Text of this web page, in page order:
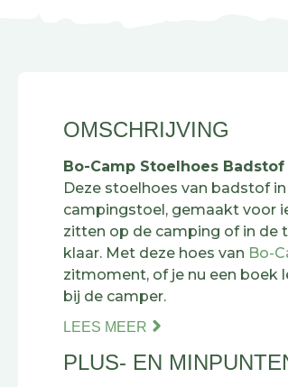
OMSCHRIJVING
Bo-Camp Stoelhoes Badstof
Deze stoelhoes van badstof
campingstoel, gemaakt voor
zitten op de camping of in de
klaar. Met deze hoes van Bo-
zitmoment, of je nu een boek
bij de camper.
warme dagen: geen
LEES MEER
PLUS- EN